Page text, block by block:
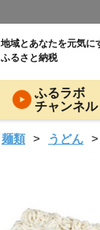
地域とあなたを元気に
ふるさと納税
ふるラボ
チャンネル
麺類 うどん